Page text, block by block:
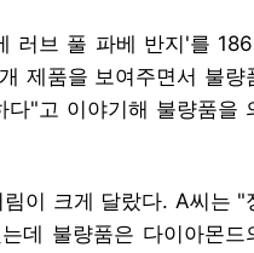
러브 풀 파베 반지'를
제품을 보여주면서 불량
"고 이야기해 불량품을
이 크게 달랐다. A씨는 "
데 불량품은 다이아몬드